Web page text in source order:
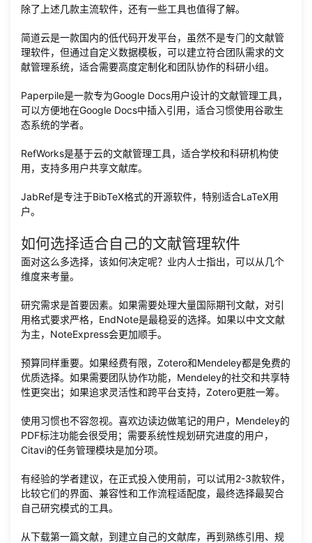
除了上述几款主流软件，还有一些工具也值得了解。
简道云是一款国内的低代码开发平台，虽然不是专门的文献管
理软件，但通过自定义数据模板，可以建立符合团队需求的文
献管理系统，适合需要高度定制化和团队协作的科研小组。
Paperpile是一款专为Google Docs用户设计的文献管理工具，
可以方便地在Google Docs中插入引用，适合习惯使用谷歌生
态系统的学者。
RefWorks是基于云的文献管理工具，适合学校和科研机构使
用，支持多用户共享文献库。
JabRef是专注于BibTeX格式的开源软件，特别适合LaTeX用
户。
如何选择适合自己的文献管理软件
面对这么多选择，该如何决定呢？业内人士指出，可以从几个
维度来考量。
研究需求是首要因素。如果需要处理大量国际期刊文献，对引
用格式要求严格，EndNote是最稳妥的选择。如果以中文文献
为主，NoteExpress会更加顺手。
预算同样重要。如果经费有限，Zotero和Mendeley都是免费的
优质选择。如果需要团队协作功能，Mendeley的社交和共享特
性更突出；如果追求灵活性和跨平台支持，Zotero更胜一筹。
使用习惯也不容忽视。喜欢边读边做笔记的用户，Mendeley的
PDF标注功能会很受用；需要系统性规划研究进度的用户，
Citavi的任务管理模块是加分项。
有经验的学者建议，在正式投入使用前，可以试用2-3款软件，
比较它们的界面、兼容性和工作流程适配度，最终选择最契合
自己研究模式的工具。
从下载第一篇文献，到建立自己的文献库，再到熟练引用、规